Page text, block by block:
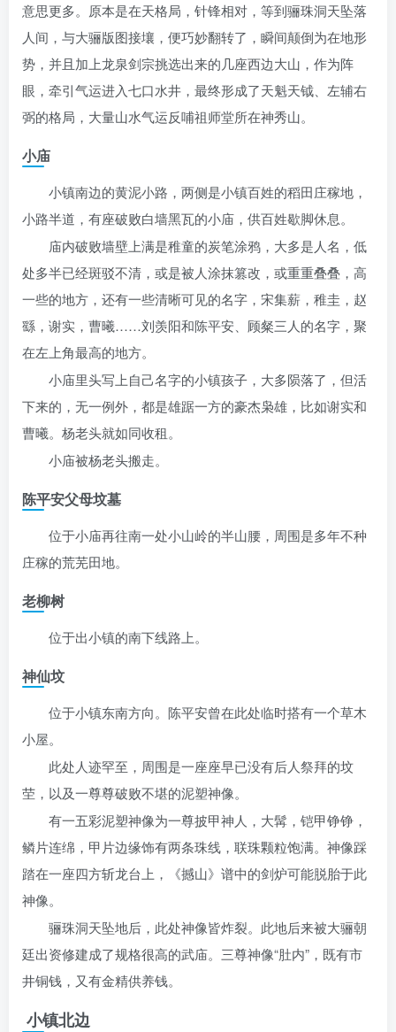
意思更多。原本是在天格局，针锋相对，等到骊珠洞天坠落
人间，与大骊版图接壤，便巧妙翻转了，瞬间颠倒为在地形
势，并且加上龙泉剑宗挑选出来的几座西边大山，作为阵
眼，牵引气运进入七口水井，最终形成了天魁天钺、左辅右
弼的格局，大量山水气运反哺祖师堂所在神秀山。
小庙
小镇南边的黄泥小路，两侧是小镇百姓的稻田庄稼地，
小路半道，有座破败白墙黑瓦的小庙，供百姓歇脚休息。
庙内破败墙壁上满是稚童的炭笔涂鸦，大多是人名，低
处多半已经斑驳不清，或是被人涂抹篡改，或重重叠叠，高
一些的地方，还有一些清晰可见的名字，宋集薪，稚圭，赵
繇，谢实，曹曦……刘羡阳和陈平安、顾粲三人的名字，聚
在左上角最高的地方。
小庙里头写上自己名字的小镇孩子，大多陨落了，但活
下来的，无一例外，都是雄踞一方的豪杰枭雄，比如谢实和
曹曦。杨老头就如同收租。
小庙被杨老头搬走。
陈平安父母坟墓
位于小庙再往南一处小山岭的半山腰，周围是多年不种
庄稼的荒芜田地。
老柳树
位于出小镇的南下线路上。
神仙坟
位于小镇东南方向。陈平安曾在此处临时搭有一个草木
小屋。
此处人迹罕至，周围是一座座早已没有后人祭拜的坟
茔，以及一尊尊破败不堪的泥塑神像。
有一五彩泥塑神像为一尊披甲神人，大髯，铠甲铮铮，
鳞片连绵，甲片边缘饰有两条珠线，联珠颗粒饱满。神像踩
踏在一座四方斩龙台上，《撼山》谱中的剑炉可能脱胎于此
神像。
骊珠洞天坠地后，此处神像皆炸裂。此地后来被大骊朝
廷出资修建成了规格很高的武庙。三尊神像“肚内”，既有市
井铜钱，又有金精供养钱。
小镇北边